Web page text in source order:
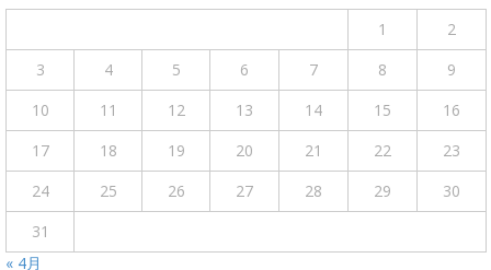
1
2
3
4 5 6 7 8
9
10
11 12 13 14 15
16
17
18 19 20 21 22
23
24
25 26 27 28 29
30
31
« 4月